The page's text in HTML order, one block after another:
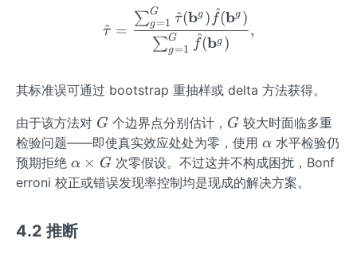
G
τ
^ =
∑g=1
G f
^(bg )
∑g=1
G τ
^(bg ) f
^(bg )
,
其标准误可通过 bootstrap 重抽样或 delta 方法获得。
由于该方法对 G
G 个边界点分别估计， G
G 较大时面临多重
检验问题——即使真实效应处处为零，使用 \a
lp
h
α 水平检验仍
预期拒绝 \a
lp
\t
α × G次零假设。不过这并不构成困扰，Bonf
erroni 校正或错误发现率控制均是现成的解决方案。
4.2 推断